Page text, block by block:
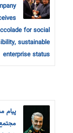
for social
sustainable
enterprise status
پیام